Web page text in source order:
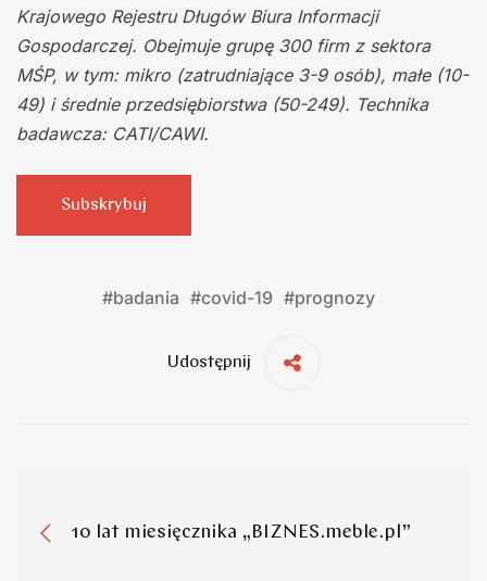
Krajowego Rejestru Długów Biura Informacji
Gospodarczej. Obejmuje grupę 300 firm z sektora
MŚP, w tym: mikro (zatrudniające 3-9 osób), małe (10-
49) i średnie przedsiębiorstwa (50-249). Technika
badawcza: CATI/CAWI.
Subskrybuj
#badania #covid-19 #prognozy
Udostępnij
10 lat miesięcznika „BIZNES.meble.pl”